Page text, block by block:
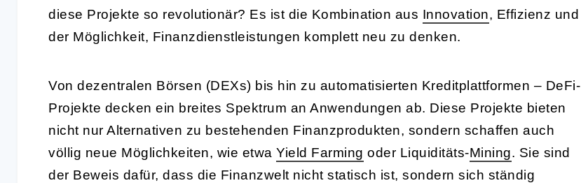
diese Projekte so revolutionär? Es ist die Kombination aus Innovation, Effizienz und
der Möglichkeit, Finanzdienstleistungen komplett neu zu denken.
Von dezentralen Börsen (DEXs) bis hin zu automatisierten Kreditplattformen – DeFi-
Projekte decken ein breites Spektrum an Anwendungen ab. Diese Projekte bieten
nicht nur Alternativen zu bestehenden Finanzprodukten, sondern schaffen auch
völlig neue Möglichkeiten, wie etwa Yield Farming oder Liquiditäts-Mining. Sie sind
der Beweis dafür, dass die Finanzwelt nicht statisch ist, sondern sich ständig